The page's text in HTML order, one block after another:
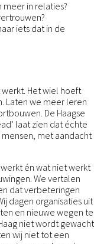
meer in relaties?
iets dat in de
Het wiel hoeft
Laten we meer leren
De Haagse
laat zien dat échte
met aandacht
én wat niet werkt
We vertalen
dat verbeteringen
dagen organisaties uit
en nieuwe wegen te
niet wordt gewacht
wij niet tot een